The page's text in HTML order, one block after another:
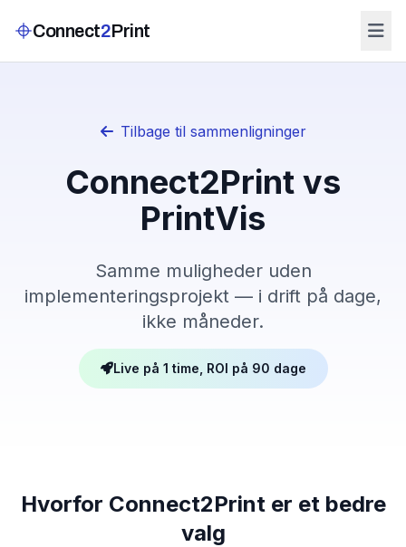
Connect2Print
Tilbage til sammenligninger
Connect2Print vs
PrintVis
Samme muligheder uden
implementeringsprojekt — i drift på dage,
ikke måneder.
Live på 1 time, ROI på 90 dage
Hvorfor Connect2Print er et bedre
valg